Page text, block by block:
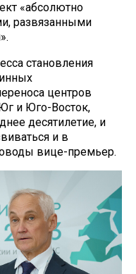
«абсолютно
развязанными
становления
центров
и Юго-Восток,
десятилетие, и
и в
вице-премьер.